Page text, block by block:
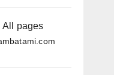
All pages